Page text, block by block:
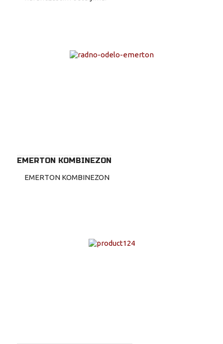
EMERTON KOMBINEZON
EMERTON KOMBINEZON